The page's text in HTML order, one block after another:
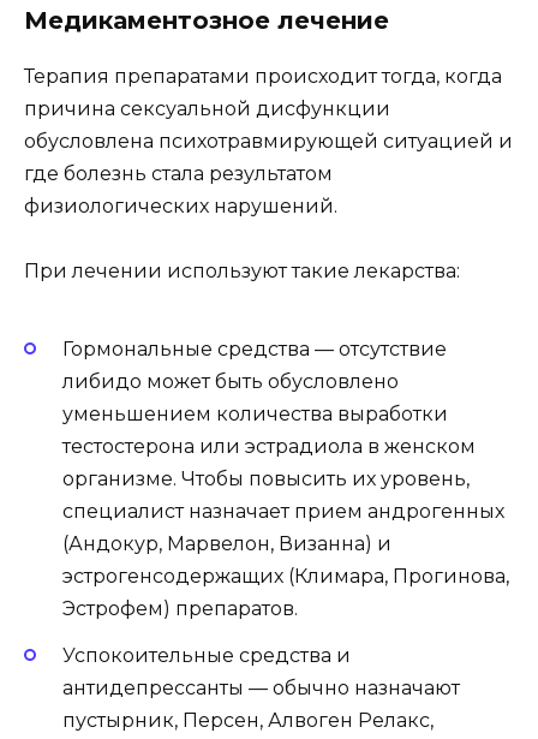
Медикаментозное лечение
Терапия препаратами происходит тогда, когда
причина сексуальной дисфункции
обусловлена психотравмирующей ситуацией и
где болезнь стала результатом
физиологических нарушений.
При лечении используют такие лекарства:
Гормональные средства — отсутствие
либидо может быть обусловлено
уменьшением количества выработки
тестостерона или эстрадиола в женском
организме. Чтобы повысить их уровень,
специалист назначает прием андрогенных
(Андокур, Марвелон, Визанна) и
эстрогенсодержащих (Климара, Прогинова,
Эстрофем) препаратов.
Успокоительные средства и
антидепрессанты — обычно назначают
пустырник, Персен, Алвоген Релакс,